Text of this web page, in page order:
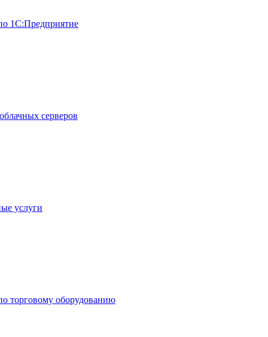
1С:Предприятие
серверов
услуги
торговому оборудованию